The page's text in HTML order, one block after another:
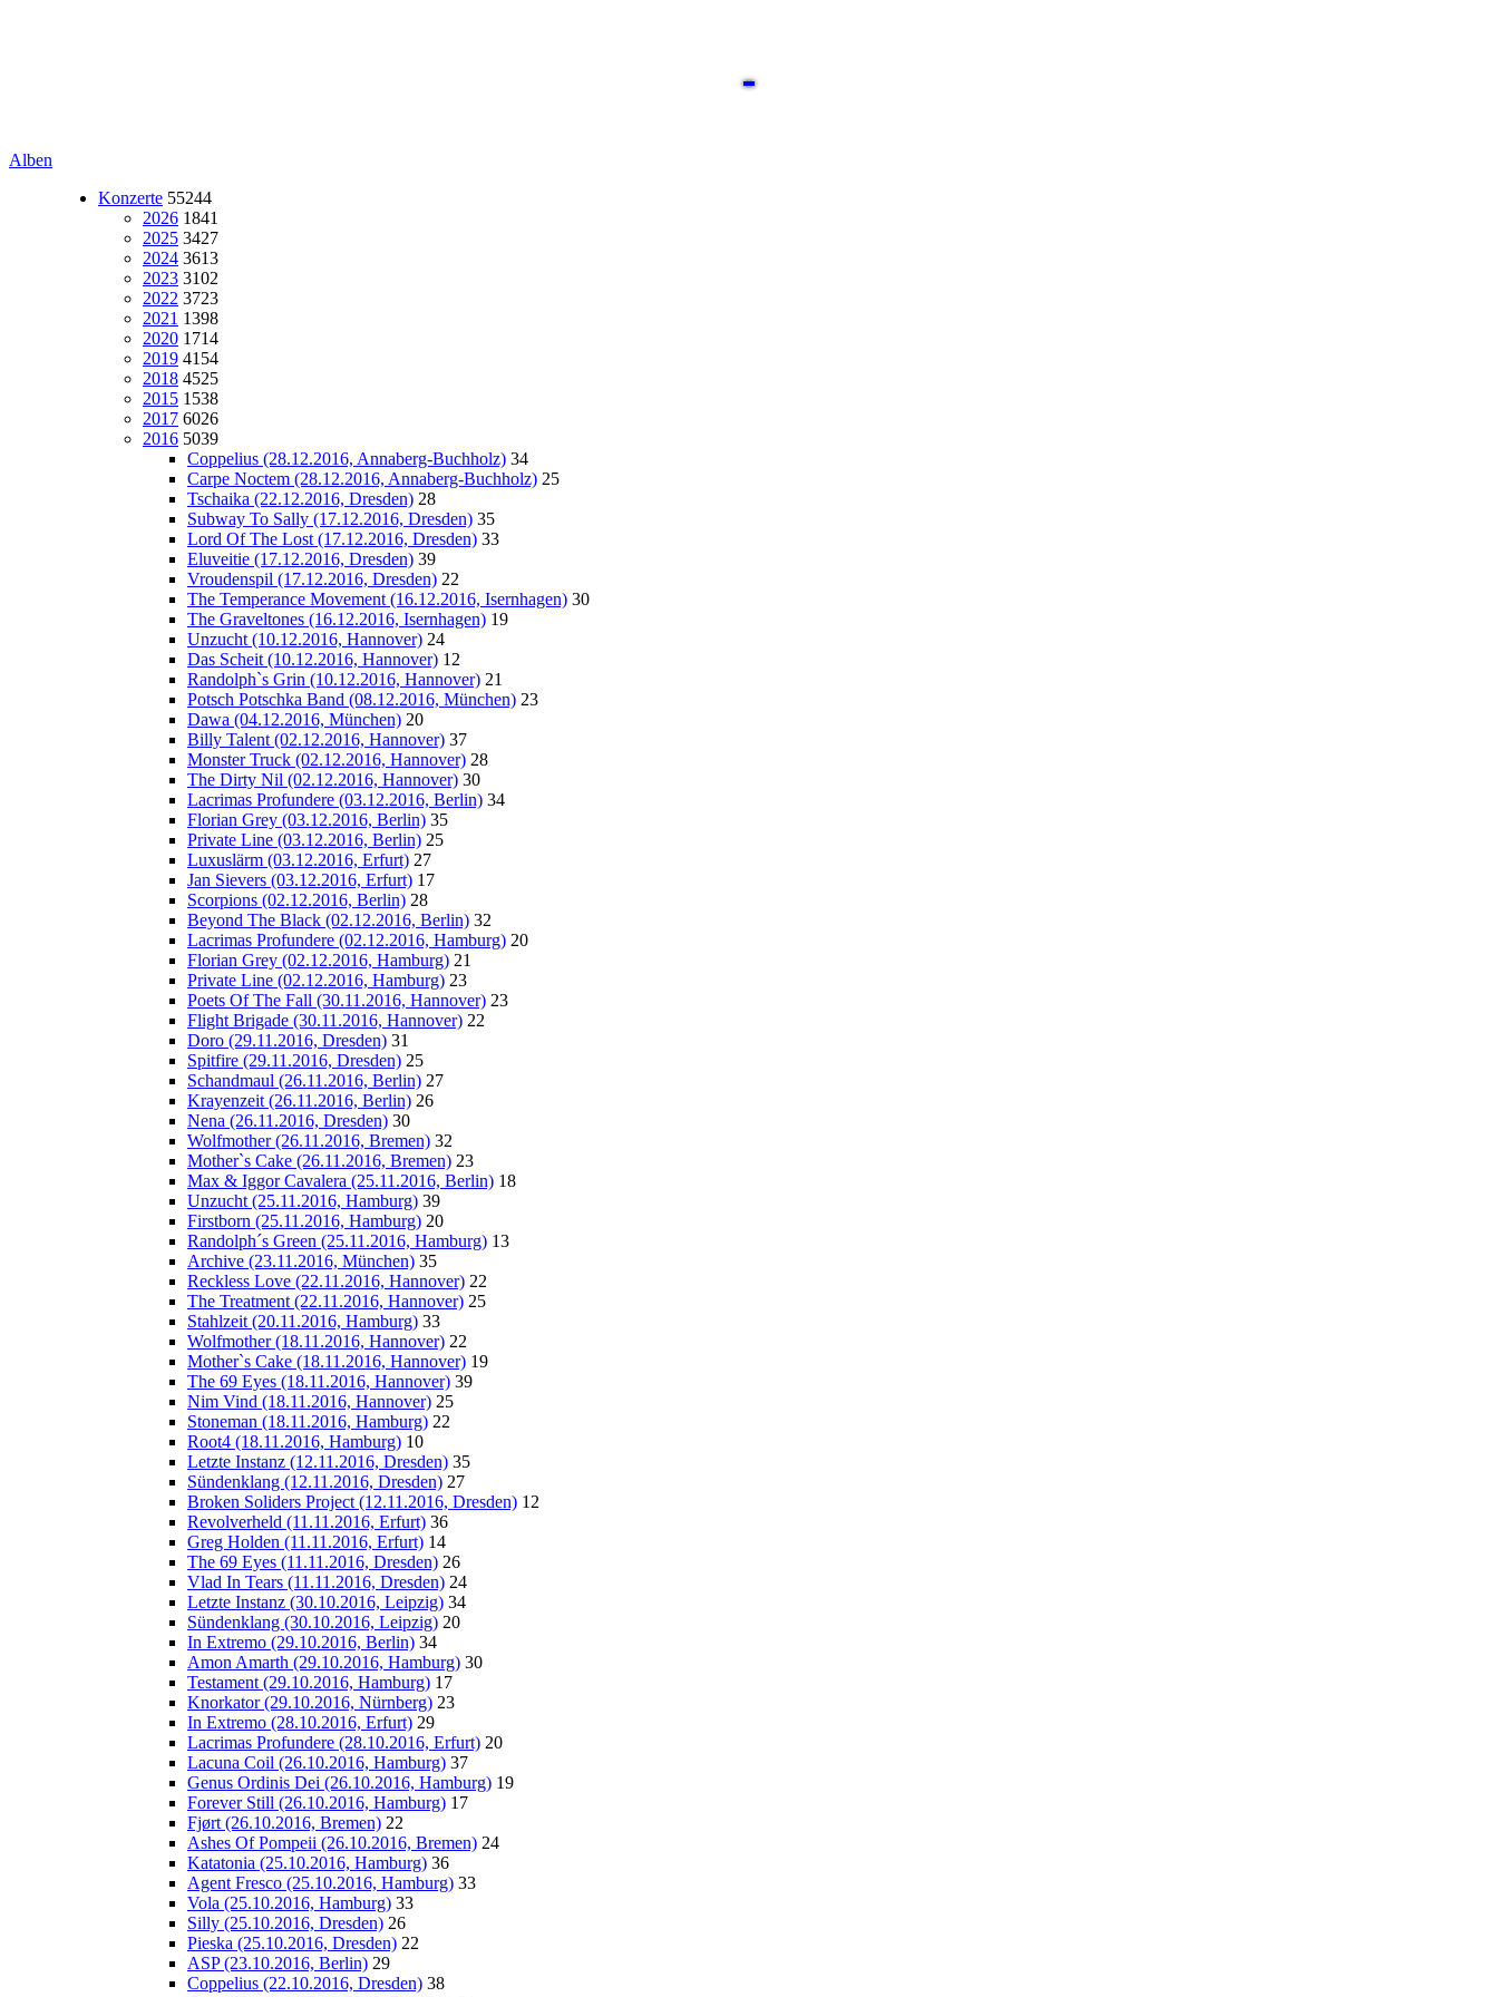
Alben
Konzerte 55244
2026 1841
2025 3427
2024 3613
2023 3102
2022 3723
2021 1398
2020 1714
2019 4154
2018 4525
2015 1538
2017 6026
2016 5039
Coppelius (28.12.2016, Annaberg-Buchholz) 34
Carpe Noctem (28.12.2016, Annaberg-Buchholz) 25
Tschaika (22.12.2016, Dresden) 28
Subway To Sally (17.12.2016, Dresden) 35
Lord Of The Lost (17.12.2016, Dresden) 33
Eluveitie (17.12.2016, Dresden) 39
Vroudenspil (17.12.2016, Dresden) 22
The Temperance Movement (16.12.2016, Isernhagen) 30
The Graveltones (16.12.2016, Isernhagen) 19
Unzucht (10.12.2016, Hannover) 24
Das Scheit (10.12.2016, Hannover) 12
Randolph`s Grin (10.12.2016, Hannover) 21
Potsch Potschka Band (08.12.2016, München) 23
Dawa (04.12.2016, München) 20
Billy Talent (02.12.2016, Hannover) 37
Monster Truck (02.12.2016, Hannover) 28
The Dirty Nil (02.12.2016, Hannover) 30
Lacrimas Profundere (03.12.2016, Berlin) 34
Florian Grey (03.12.2016, Berlin) 35
Private Line (03.12.2016, Berlin) 25
Luxuslärm (03.12.2016, Erfurt) 27
Jan Sievers (03.12.2016, Erfurt) 17
Scorpions (02.12.2016, Berlin) 28
Beyond The Black (02.12.2016, Berlin) 32
Lacrimas Profundere (02.12.2016, Hamburg) 20
Florian Grey (02.12.2016, Hamburg) 21
Private Line (02.12.2016, Hamburg) 23
Poets Of The Fall (30.11.2016, Hannover) 23
Flight Brigade (30.11.2016, Hannover) 22
Doro (29.11.2016, Dresden) 31
Spitfire (29.11.2016, Dresden) 25
Schandmaul (26.11.2016, Berlin) 27
Krayenzeit (26.11.2016, Berlin) 26
Nena (26.11.2016, Dresden) 30
Wolfmother (26.11.2016, Bremen) 32
Mother`s Cake (26.11.2016, Bremen) 23
Max & Iggor Cavalera (25.11.2016, Berlin) 18
Unzucht (25.11.2016, Hamburg) 39
Firstborn (25.11.2016, Hamburg) 20
Randolph´s Green (25.11.2016, Hamburg) 13
Archive (23.11.2016, München) 35
Reckless Love (22.11.2016, Hannover) 22
The Treatment (22.11.2016, Hannover) 25
Stahlzeit (20.11.2016, Hamburg) 33
Wolfmother (18.11.2016, Hannover) 22
Mother`s Cake (18.11.2016, Hannover) 19
The 69 Eyes (18.11.2016, Hannover) 39
Nim Vind (18.11.2016, Hannover) 25
Stoneman (18.11.2016, Hamburg) 22
Root4 (18.11.2016, Hamburg) 10
Letzte Instanz (12.11.2016, Dresden) 35
Sündenklang (12.11.2016, Dresden) 27
Broken Soliders Project (12.11.2016, Dresden) 12
Revolverheld (11.11.2016, Erfurt) 36
Greg Holden (11.11.2016, Erfurt) 14
The 69 Eyes (11.11.2016, Dresden) 26
Vlad In Tears (11.11.2016, Dresden) 24
Letzte Instanz (30.10.2016, Leipzig) 34
Sündenklang (30.10.2016, Leipzig) 20
In Extremo (29.10.2016, Berlin) 34
Amon Amarth (29.10.2016, Hamburg) 30
Testament (29.10.2016, Hamburg) 17
Knorkator (29.10.2016, Nürnberg) 23
In Extremo (28.10.2016, Erfurt) 29
Lacrimas Profundere (28.10.2016, Erfurt) 20
Lacuna Coil (26.10.2016, Hamburg) 37
Genus Ordinis Dei (26.10.2016, Hamburg) 19
Forever Still (26.10.2016, Hamburg) 17
Fjørt (26.10.2016, Bremen) 22
Ashes Of Pompeii (26.10.2016, Bremen) 24
Katatonia (25.10.2016, Hamburg) 36
Agent Fresco (25.10.2016, Hamburg) 33
Vola (25.10.2016, Hamburg) 33
Silly (25.10.2016, Dresden) 26
Pieska (25.10.2016, Dresden) 22
ASP (23.10.2016, Berlin) 29
Coppelius (22.10.2016, Dresden) 38